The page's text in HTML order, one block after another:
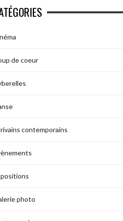
de coeur
contemporains
photo